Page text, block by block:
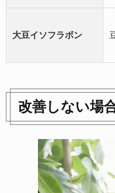
大豆イソフラボン
改善しない場